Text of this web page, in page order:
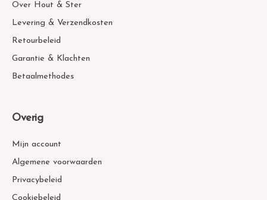
Over Hout & Ster
Levering & Verzendkosten
Retourbeleid
Garantie & Klachten
Betaalmethodes
Overig
Mijn account
Algemene voorwaarden
Privacybeleid
Cookiebeleid